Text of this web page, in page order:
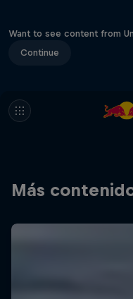
Want to see content from
Continue
Más